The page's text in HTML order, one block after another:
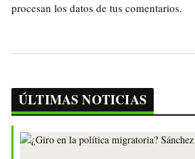
procesan los datos de tus comentarios.
ÚLTIMAS NOTICIAS